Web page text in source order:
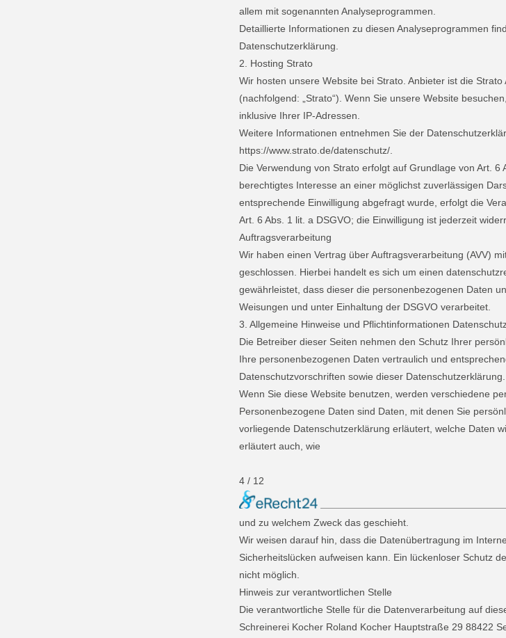
allem mit sogenannten Analyseprogrammen.
Detaillierte Informationen zu diesen Analyseprogrammen
Datenschutzerklärung.
2. Hosting Strato
Wir hosten unsere Website bei Strato. Anbieter ist die
(nachfolgend: „Strato“). Wenn Sie unsere Website
inklusive Ihrer IP-Adressen.
Weitere Informationen entnehmen Sie der
https://www.strato.de/datenschutz/.
Die Verwendung von Strato erfolgt auf Grundlage von Art. 6
berechtigtes Interesse an einer möglichst zuverlässigen
entsprechende Einwilligung abgefragt wurde, erfolgt die
Art. 6 Abs. 1 lit. a DSGVO; die Einwilligung ist jederzeit
Auftragsverarbeitung
Wir haben einen Vertrag über Auftragsverarbeitung (AVV)
geschlossen. Hierbei handelt es sich um einen
gewährleistet, dass dieser die personenbezogenen Daten
Weisungen und unter Einhaltung der DSGVO verarbeitet.
3. Allgemeine Hinweise und Pflichtinformationen
Die Betreiber dieser Seiten nehmen den Schutz Ihrer
Ihre personenbezogenen Daten vertraulich und
Datenschutzvorschriften sowie dieser Datenschutzerklärung.
Wenn Sie diese Website benutzen, werden verschiedene
Personenbezogene Daten sind Daten, mit denen Sie
vorliegende Datenschutzerklärung erläutert, welche Daten
erläutert auch, wie
4 / 12
und zu welchem Zweck das geschieht.
Wir weisen darauf hin, dass die Datenübertragung im
Sicherheitslücken aufweisen kann. Ein lückenloser Schutz
nicht möglich.
Hinweis zur verantwortlichen Stelle
Die verantwortliche Stelle für die Datenverarbeitung auf
Schreinerei Kocher Roland Kocher Hauptstraße 29 88422